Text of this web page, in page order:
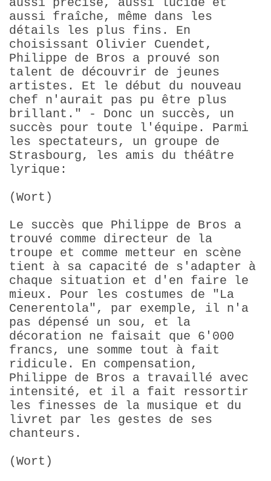
aussi fraîche, même dans les
détails les plus fins. En
choisissant Olivier Cuendet,
Philippe de Bros a prouvé son
talent de découvrir de jeunes
artistes. Et le début du nouveau
chef n'aurait pas pu être plus
brillant." - Donc un succès, un
succès pour toute l'équipe. Parmi
les spectateurs, un groupe de
Strasbourg, les amis du théâtre
lyrique:
(Wort)
Le succès que Philippe de Bros a
trouvé comme directeur de la
troupe et comme metteur en scène
tient à sa capacité de s'adapter à
chaque situation et d'en faire le
mieux. Pour les costumes de "La
Cenerentola", par exemple, il n'a
pas dépensé un sou, et la
décoration ne faisait que 6'000
francs, une somme tout à fait
ridicule. En compensation,
Philippe de Bros a travaillé avec
intensité, et il a fait ressortir
les finesses de la musique et du
livret par les gestes de ses
chanteurs.
(Wort)